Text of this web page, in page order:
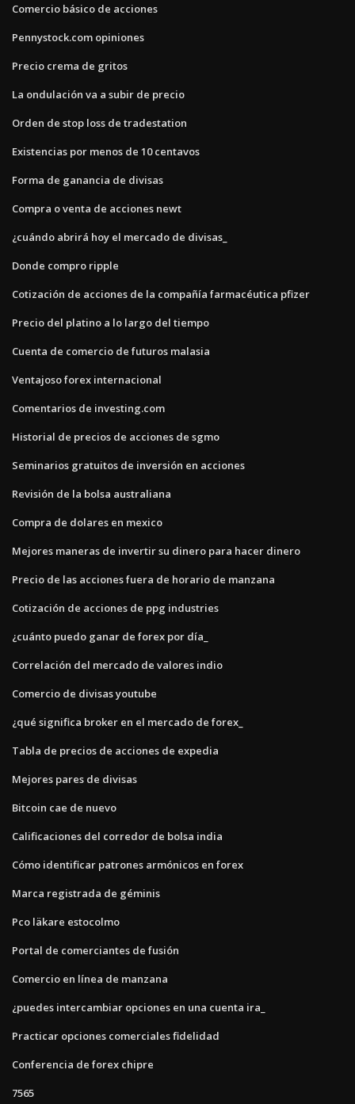
Comercio básico de acciones
Pennystock.com opiniones
Precio crema de gritos
La ondulación va a subir de precio
Orden de stop loss de tradestation
Existencias por menos de 10 centavos
Forma de ganancia de divisas
Compra o venta de acciones newt
¿cuándo abrirá hoy el mercado de divisas_
Donde compro ripple
Cotización de acciones de la compañía farmacéutica pfizer
Precio del platino a lo largo del tiempo
Cuenta de comercio de futuros malasia
Ventajoso forex internacional
Comentarios de investing.com
Historial de precios de acciones de sgmo
Seminarios gratuitos de inversión en acciones
Revisión de la bolsa australiana
Compra de dolares en mexico
Mejores maneras de invertir su dinero para hacer dinero
Precio de las acciones fuera de horario de manzana
Cotización de acciones de ppg industries
¿cuánto puedo ganar de forex por día_
Correlación del mercado de valores indio
Comercio de divisas youtube
¿qué significa broker en el mercado de forex_
Tabla de precios de acciones de expedia
Mejores pares de divisas
Bitcoin cae de nuevo
Calificaciones del corredor de bolsa india
Cómo identificar patrones armónicos en forex
Marca registrada de géminis
Pco läkare estocolmo
Portal de comerciantes de fusión
Comercio en línea de manzana
¿puedes intercambiar opciones en una cuenta ira_
Practicar opciones comerciales fidelidad
Conferencia de forex chipre
7565